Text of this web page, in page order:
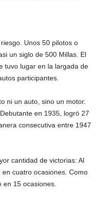
Unos 50 pilotos o
un siglo de 500 Millas. El
tuvo lugar en la largada de
participantes.
ni un auto, sino un motor.
en 1935, logró 27
consecutiva entre 1947
cantidad de victorias: Al
cuatro ocasiones. Como
15 ocasiones.